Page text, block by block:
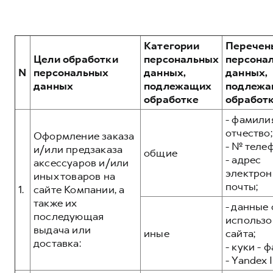
Система управления автопарком
Сервис для корпоративных клиентов
HAVAL Лизинг
Автомобильные аксессуары
Коллекция CITY
Коллекция Базовая
Коллекция Детская
АКСЕССУАРЫ HAVAL
Автомобильные аксессуары
Коллекция Базовая
Коллекция Детская
N
Цели обработки
персональных
данных
Категории
персональных
данных,
подлежащих
обработке
данных,
1.
Оформление заказа
и/или предзаказа
аксессуаров и/или
иных товаров на
сайте Компании, а
также их
последующая
выдача или
доставка:
общие
-
отчество;
- №
- адрес
почты;
иные
- данные
сайта;
- куки -
- Yandex